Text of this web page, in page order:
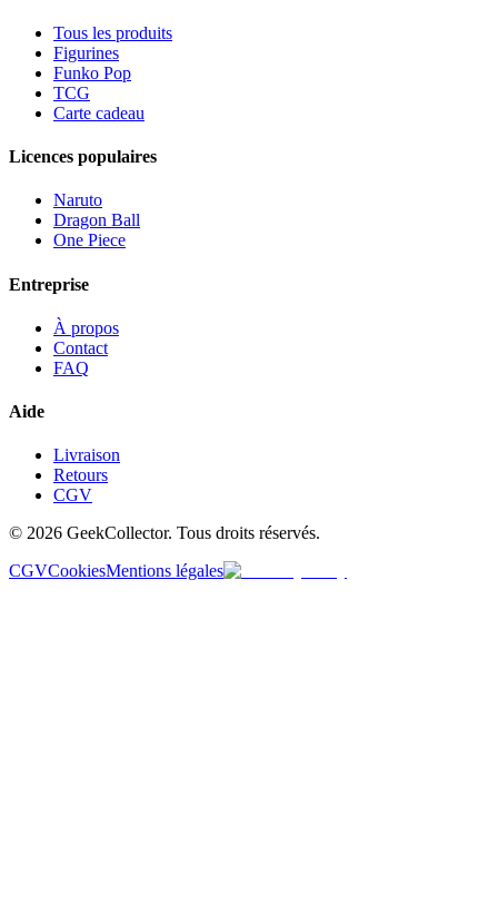
Tous les produits
Figurines
Funko Pop
TCG
Carte cadeau
Licences populaires
Naruto
Dragon Ball
One Piece
Entreprise
À propos
Contact
FAQ
Aide
Livraison
Retours
CGV
© 2026 GeekCollector. Tous droits réservés.
CGVCookiesMentions légales